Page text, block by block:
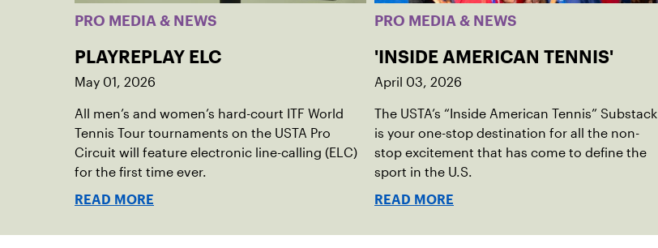
PRO MEDIA & NEWS
PLAYREPLAY ELC
May 01, 2026
All men’s and women’s hard-court ITF World
Tennis Tour tournaments on the USTA Pro
Circuit will feature electronic line-calling (ELC)
for the first time ever.
READ MORE
PRO MEDIA & NEWS
'INSIDE AMERICAN TENNIS'
April 03, 2026
The USTA’s “Inside American Tennis” Substack
is your one-stop destination for all the non-
stop excitement that has come to define the
sport in the U.S.
READ MORE